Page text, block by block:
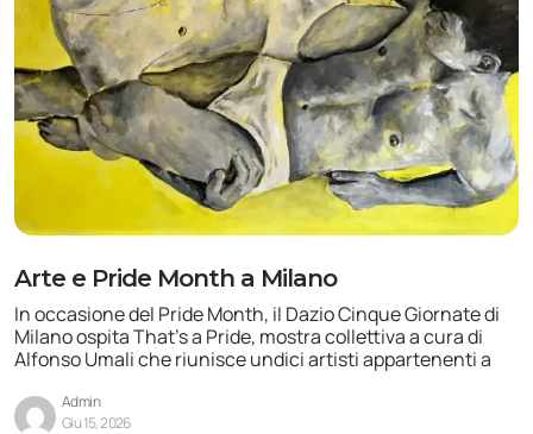
Arte e Pride Month a Milano
In occasione del Pride Month, il Dazio Cinque Giornate di
Milano ospita That’s a Pride, mostra collettiva a cura di
Alfonso Umali che riunisce undici artisti appartenenti a
Admin
Giu 15, 2026